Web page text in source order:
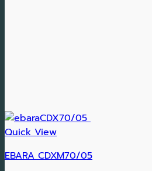
Quick View
EBARA CDXM70/05